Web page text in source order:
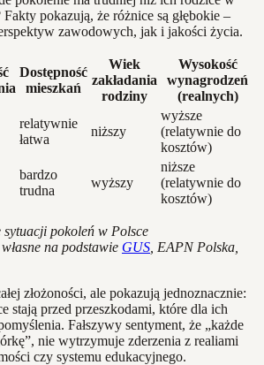
pokazują, że różnice są głębokie –
zawodowych, jak i jakości życia.
Dostępność
mieszkań
Wiek
zakładania
rodziny
Wysokość
wynagrodzeń
(realnych)
relatywnie
łatwa
niższy
wyższe
(relatywnie do
kosztów)
bardzo
trudna
wyższy
niższe
(relatywnie do
kosztów)
pokoleń w Polsce
na podstawie GUS , EAPN Polska,
złożoności, ale pokazują jednoznacznie:
stają przed przeszkodami, które dla ich
Fałszywy sentyment, że „każde
nie wytrzymuje zderzenia z realiami
czy systemu edukacyjnego.